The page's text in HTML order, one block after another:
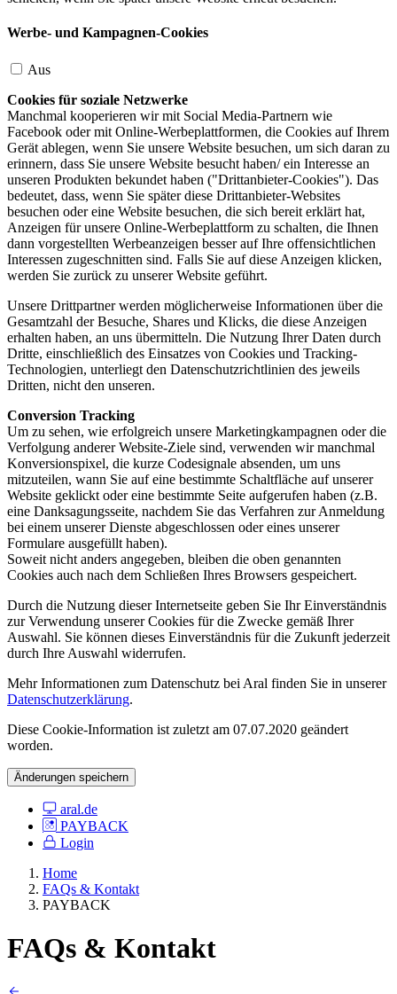
Werbe- und Kampagnen-Cookies
Aus
Cookies für soziale Netzwerke
Manchmal kooperieren wir mit Social Media-Partnern wie
Facebook oder mit Online-Werbeplattformen, die Cookies auf Ihrem
Gerät ablegen, wenn Sie unsere Website besuchen, um sich daran zu
erinnern, dass Sie unsere Website besucht haben/ ein Interesse an
unseren Produkten bekundet haben ("Drittanbieter-Cookies"). Das
bedeutet, dass, wenn Sie später diese Drittanbieter-Websites
besuchen oder eine Website besuchen, die sich bereit erklärt hat,
Anzeigen für unsere Online-Werbeplattform zu schalten, die Ihnen
dann vorgestellten Werbeanzeigen besser auf Ihre offensichtlichen
Interessen zugeschnitten sind. Falls Sie auf diese Anzeigen klicken,
werden Sie zurück zu unserer Website geführt.
Unsere Drittpartner werden möglicherweise Informationen über die
Gesamtzahl der Besuche, Shares und Klicks, die diese Anzeigen
erhalten haben, an uns übermitteln. Die Nutzung Ihrer Daten durch
Dritte, einschließlich des Einsatzes von Cookies und Tracking-
Technologien, unterliegt den Datenschutzrichtlinien des jeweils
Dritten, nicht den unseren.
Conversion Tracking
Um zu sehen, wie erfolgreich unsere Marketingkampagnen oder die
Verfolgung anderer Website-Ziele sind, verwenden wir manchmal
Konversionspixel, die kurze Codesignale absenden, um uns
mitzuteilen, wann Sie auf eine bestimmte Schaltfläche auf unserer
Website geklickt oder eine bestimmte Seite aufgerufen haben (z.B.
eine Danksagungsseite, nachdem Sie das Verfahren zur Anmeldung
bei einem unserer Dienste abgeschlossen oder eines unserer
Formulare ausgefüllt haben).
Soweit nicht anders angegeben, bleiben die oben genannten
Cookies auch nach dem Schließen Ihres Browsers gespeichert.
Durch die Nutzung dieser Internetseite geben Sie Ihr Einverständnis
zur Verwendung unserer Cookies für die Zwecke gemäß Ihrer
Auswahl. Sie können dieses Einverständnis für die Zukunft jederzeit
durch Ihre Auswahl widerrufen.
Mehr Informationen zum Datenschutz bei Aral finden Sie in unserer
Datenschutzerklärung.
Diese Cookie-Information ist zuletzt am 07.07.2020 geändert
worden.
Änderungen speichern
aral.de
PAYBACK
Login
Home
FAQs & Kontakt
PAYBACK
FAQs & Kontakt